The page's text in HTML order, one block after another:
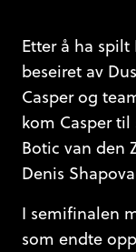
Etter å ha
beseiret av
Casper og
kom Casper
Botic van den
Denis
I semifinalen
som endte